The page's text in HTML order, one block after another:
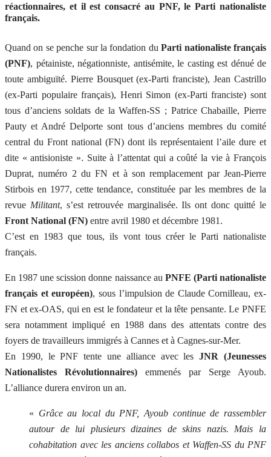
réactionnaires, et il est consacré au PNF, le Parti nationaliste
français.
Quand on se penche sur la fondation duParti nationaliste français
(PNF), pétainiste, négationniste, antisémite, le casting est dénué de
toute ambiguïté. Pierre Bousquet (ex-Parti franciste), Jean Castrillo
(ex-Parti populaire français), Henri Simon (ex-Parti franciste) sont
tous d’anciens soldats de la Waffen-SS ; Patrice Chabaille, Pierre
Pauty et André Delporte sont tous d’anciens membres du comité
central du Front national (FN) dont ils représentaient l’aile dure et
dite « antisioniste ». Suite à l’attentat qui a coûté la vie à François
Duprat, numéro 2 du FN et à son remplacement par Jean-Pierre
Stirbois en 1977, cette tendance, constituée par les membres de la
revue Militant, s’est retrouvée marginalisée. Ils ont donc quitté le
Front National (FN) entre avril 1980 et décembre 1981.
C’est en 1983 que tous, ils vont tous créer le Parti nationaliste
français.
En 1987 une scission donne naissance au PNFE (Parti nationaliste
français et européen), sous l’impulsion de Claude Cornilleau, ex-
FN et ex-OAS, qui en est le fondateur et la tête pensante. Le PNFE
sera notamment impliqué en 1988 dans des attentats contre des
foyers de travailleurs immigrés à Cannes et à Cagnes-sur-Mer.
En 1990, le PNF tente une alliance avec lesJNR (Jeunesses
Nationalistes Révolutionnaires) emmenés par Serge Ayoub.
L’alliance durera environ un an.
« Grâce au local du PNF, Ayoub continue de rassembler
autour de lui plusieurs dizaines de skins nazis. Mais la
cohabitation avec les anciens collabos et Waffen-SS du PNF